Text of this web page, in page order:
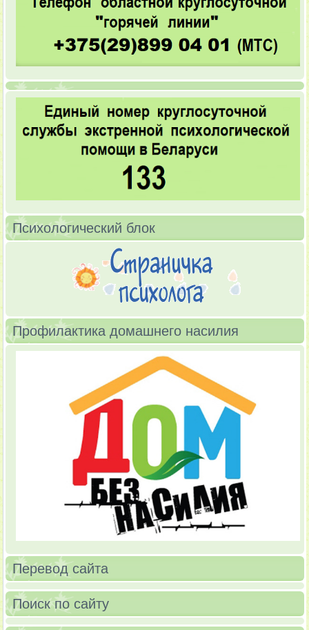
Психологический блок
Профилактика домашнего насилия
Перевод сайта
Поиск по сайту